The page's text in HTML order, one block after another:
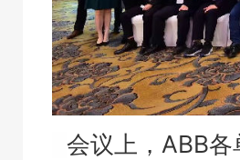
会议上， ABB各